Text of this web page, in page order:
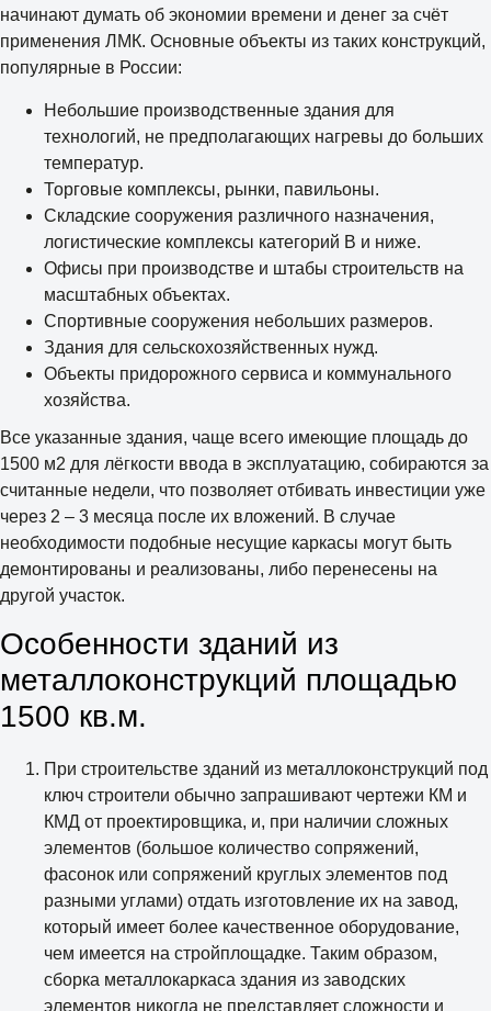
начинают думать об экономии времени и денег за счёт
применения ЛМК. Основные объекты из таких конструкций,
популярные в России:
Небольшие производственные здания для
технологий, не предполагающих нагревы до больших
температур.
Торговые комплексы, рынки, павильоны.
Складские сооружения различного назначения,
логистические комплексы категорий В и ниже.
Офисы при производстве и штабы строительств на
масштабных объектах.
Спортивные сооружения небольших размеров.
Здания для сельскохозяйственных нужд.
Объекты придорожного сервиса и коммунального
хозяйства.
Все указанные здания, чаще всего имеющие площадь до
1500 м2 для лёгкости ввода в эксплуатацию, собираются за
считанные недели, что позволяет отбивать инвестиции уже
через 2 – 3 месяца после их вложений. В случае
необходимости подобные несущие каркасы могут быть
демонтированы и реализованы, либо перенесены на
другой участок.
Особенности зданий из
металлоконструкций площадью
1500 кв.м.
При строительстве зданий из металлоконструкций под
ключ строители обычно запрашивают чертежи КМ и
КМД от проектировщика, и, при наличии сложных
элементов (большое количество сопряжений,
фасонок или сопряжений круглых элементов под
разными углами) отдать изготовление их на завод,
который имеет более качественное оборудование,
чем имеется на стройплощадке. Таким образом,
сборка металлокаркаса здания из заводских
элементов никогда не представляет сложности и